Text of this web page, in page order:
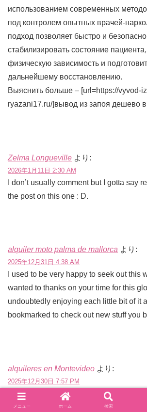
использованием современных
под контролем опытных врачей-
подход позволяет быстро и безопасно
стабилизировать состояние
физическую зависимость и
дальнейшему восстановлению.
Выяснить больше – [url=https://vyvod-
ryazani17.ru/]вывод из запоя дешево в
Zelma Longueville より:
2026年1月11日 2:30 AM
I don’t usually comment but I gotta say
the post on this one : D.
alquiler moto palma de mallorca より:
2025年12月31日 4:38 AM
I used to be very happy to seek out this
wanted to thanks on your time for this
undoubtedly enjoying each little bit of it
bookmarked to check out new stuff you
alquileres en Montevideo より:
2025年12月30日 7:57 PM
Some truly superb information, Sword
detected this. “Children require
メニュー ホーム 検索